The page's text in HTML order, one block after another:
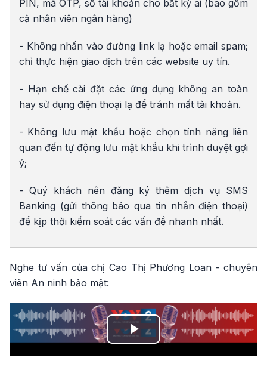
PIN, mã OTP, số tài khoản cho bất kỳ ai (bao gồm
cả nhân viên ngân hàng)
- Không nhấn vào đường link lạ hoặc email spam;
chỉ thực hiện giao dịch trên các website uy tín.
- Hạn chế cài đặt các ứng dụng không an toàn
hay sử dụng điện thoại lạ để tránh mất tài khoản.
- Không lưu mật khẩu hoặc chọn tính năng liên
quan đến tự động lưu mật khẩu khi trình duyệt gợi
ý;
- Quý khách nên đăng ký thêm dịch vụ SMS
Banking (gửi thông báo qua tin nhắn điện thoại)
để kịp thời kiểm soát các vấn đề nhanh nhất.
Nghe tư vấn của chị Cao Thị Phương Loan - chuyên
viên An ninh bảo mật:
Play